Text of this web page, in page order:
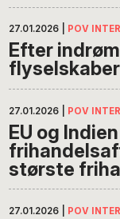
27.01.2026 POV
Efter
27.01.2026 POV
EU og
største
27.01.2026 POV